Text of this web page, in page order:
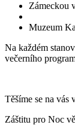
Zámeckou
Muzeum
Na každém
večerního
Těšíme se na vás
Záštitu pro Noc